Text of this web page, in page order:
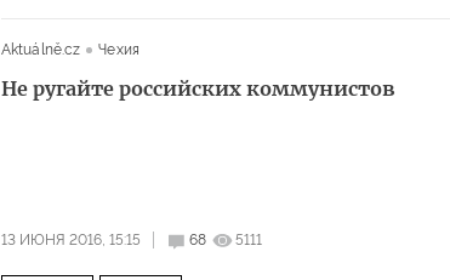
Aktuálně.cz Чехия
Не ругайте российских коммунистов
13 ИЮНЯ 2016, 15:15 68 5111